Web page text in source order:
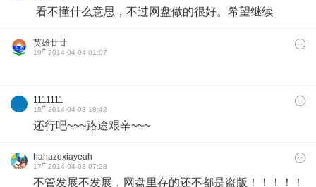
看不懂什么意思，不过网盘做的很好。希望继续
英雄廿廿
19# 2014-04-04 01:07
1111111
18# 2014-04-03 18:42
还行吧~~~路途艰辛~~~
hahazexiayeah
17# 2014-04-03 07:28
不管发展不发展，网盘里存的还不都是盗版！！！！！